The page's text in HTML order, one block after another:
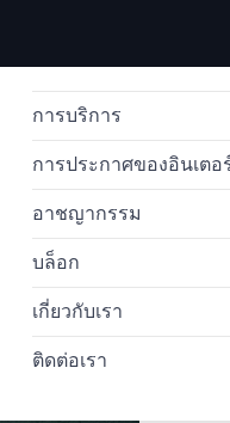
การบริการ
การส่งผู้ร้ายข้ามแดน
การส่งผู้ร้ายข้าม
การส่งตัวผู้ร้ายข้
การลบประกาศสีแดง
คำขอป้องกันล่วง
การแพร่กระจายขอ
ทนายความด้านสิท
อาชญากรรมคอขาว
การประกาศของอินเตอ
การแจ้งเตือนหมาย
หมายแจ้งเตือนสีน้ำ
การแจ้งเตือนสีเงินข
การแจ้งเตือนสีเหลือ
อาชญากรรม
การค้ายาเสพติด
อาชญากรรมทางไซ
การฟอกเงิน
บล็อก
เกี่ยวกับเรา
กรณีศึกษา
ติดต่อเรา